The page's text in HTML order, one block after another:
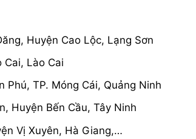
Huyện Cao Lộc, Lạng Sơn
Cai, Lào Cai
Phú, TP. Móng Cái, Quảng Ninh
Huyện Bến Cầu, Tây Ninh
Vị Xuyên, Hà Giang,…